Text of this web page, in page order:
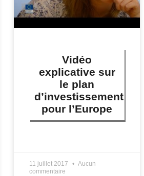
Vidéo
explicative sur
le plan
d’investissement
pour l’Europe
11 juillet 2017
Aucun
commentaire